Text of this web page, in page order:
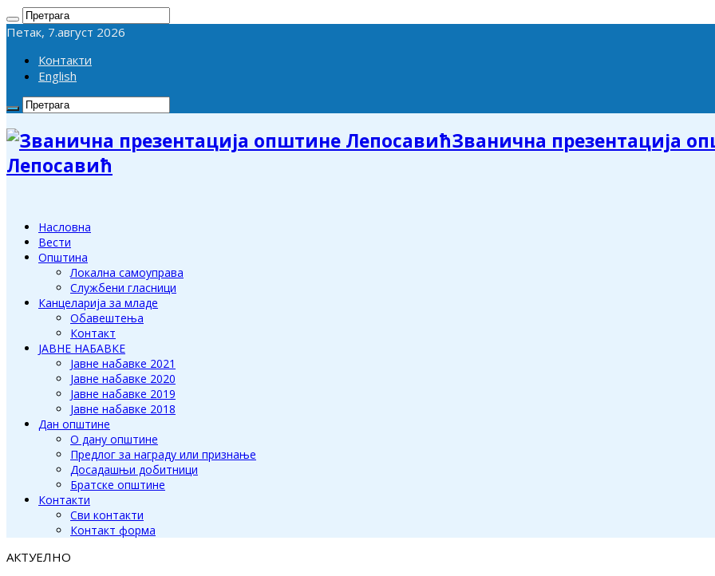
Петак, 7.август 2026
Контакти
English
Званична презентација
Лепосавић
Насловна
Вести
Општина
Локална самоуправа
Службени гласници
Канцеларија за младе
Обавештења
Контакт
ЈАВНЕ НАБАВКЕ
Јавне набавке 2021
Јавне набавке 2020
Јавне набавке 2019
Јавне набавке 2018
Дан општине
О дану општине
Предлог за награду или признање
Досадашњи добитници
Братске општине
Контакти
Сви контакти
Контакт форма
АКТУЕЛНО